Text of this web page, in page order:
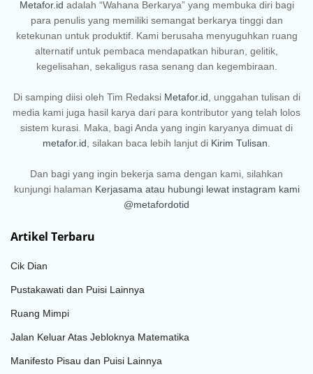
Metafor.id adalah “Wahana Berkarya” yang membuka diri bagi
para penulis yang memiliki semangat berkarya tinggi dan
ketekunan untuk produktif. Kami berusaha menyuguhkan ruang
alternatif untuk pembaca mendapatkan hiburan, gelitik,
kegelisahan, sekaligus rasa senang dan kegembiraan.
Di samping diisi oleh Tim Redaksi Metafor.id , unggahan tulisan di
media kami juga hasil karya dari para kontributor yang telah lolos
sistem kurasi. Maka, bagi Anda yang ingin karyanya dimuat di
metafor.id , silakan baca lebih lanjut di Kirim Tulisan
Dan bagi yang ingin bekerja sama dengan kami, silahkan
kunjungi halaman Kerjasama atau hubungi lewat instagram kami
@metafordotid
Artikel Terbaru
Cik Dian
Pustakawati dan Puisi Lainnya
Ruang Mimpi
Jalan Keluar Atas Jebloknya Matematika
Manifesto Pisau dan Puisi Lainnya